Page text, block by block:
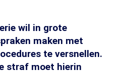
wil in grote
maken met
te versnellen.
straf moet hierin